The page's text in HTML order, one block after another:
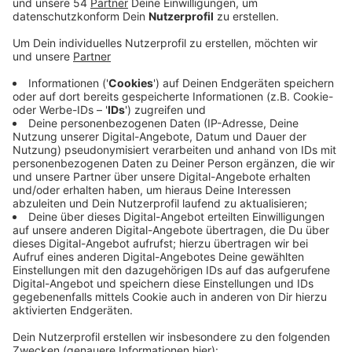
Die Idee, Fahrradschutzstreifen und Fußgängerinseln in
heißt es. Stattdessen fordert der Fahrradclub weitere
Protected Bike Lanes. Die ursprünglichen Pläne für die
Fahrradschutzstreifen werden heute in der
Bezirksvertretung West besprochen. Geplant ist, die
Schutzmaßnahmen in insgesamt vier Straßenzügen zu
verwirklichen: Und zwar auf der Geldener-, Post-,
Hochweidenstraße und Rossweide. Mit den
Maßnahmen solle aber nicht nur die Sicherheit von
Fuß- und Radfahrern erhöht werden, auch die
Anbindung an die Stadtzentren könnte so besser sein -
und auch der Lärm soll so reduziert werden. Sollten die
politischen Gremien das Vorhaben abnicken, würden
die Maßnahmen rund 250.000 Euro kosten.